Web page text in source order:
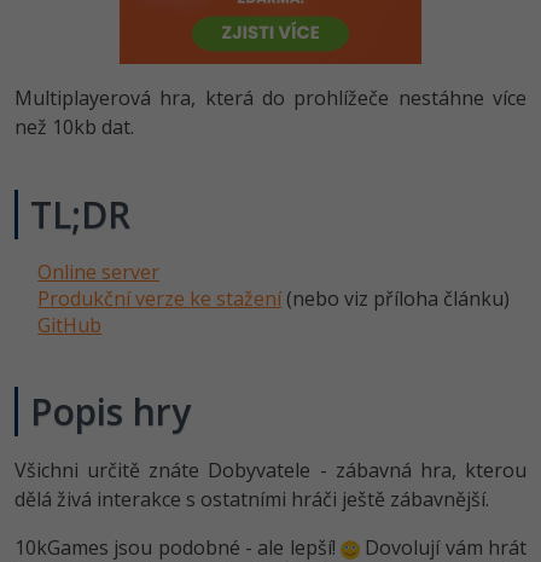
HTML5, CSS3, Bootstrap, SEO
SQL a databáze
UML a návrhové vzory
React
Django
Best practices
JavaScript
HTML / CSS
UML a návrhové vzory
Vývojář mobilních aplikací
C# Game developer
Systémový administrátor
3D grafik
Projektový manažer
-80%
-80%
PHP
Kotlin -80%
VB.NET
SQL
Multiplayerová hra, která do prohlížeče nestáhne více
než 10kb dat.
TL;DR
Online server
Produkční verze ke stažení(nebo viz příloha článku)
GitHub
Popis hry
Všichni určitě znáte Dobyvatele - zábavná hra, kterou
dělá živá interakce s ostatními hráči ještě zábavnější.
10kGames jsou podobné - ale lepší!
Dovolují vám hrát